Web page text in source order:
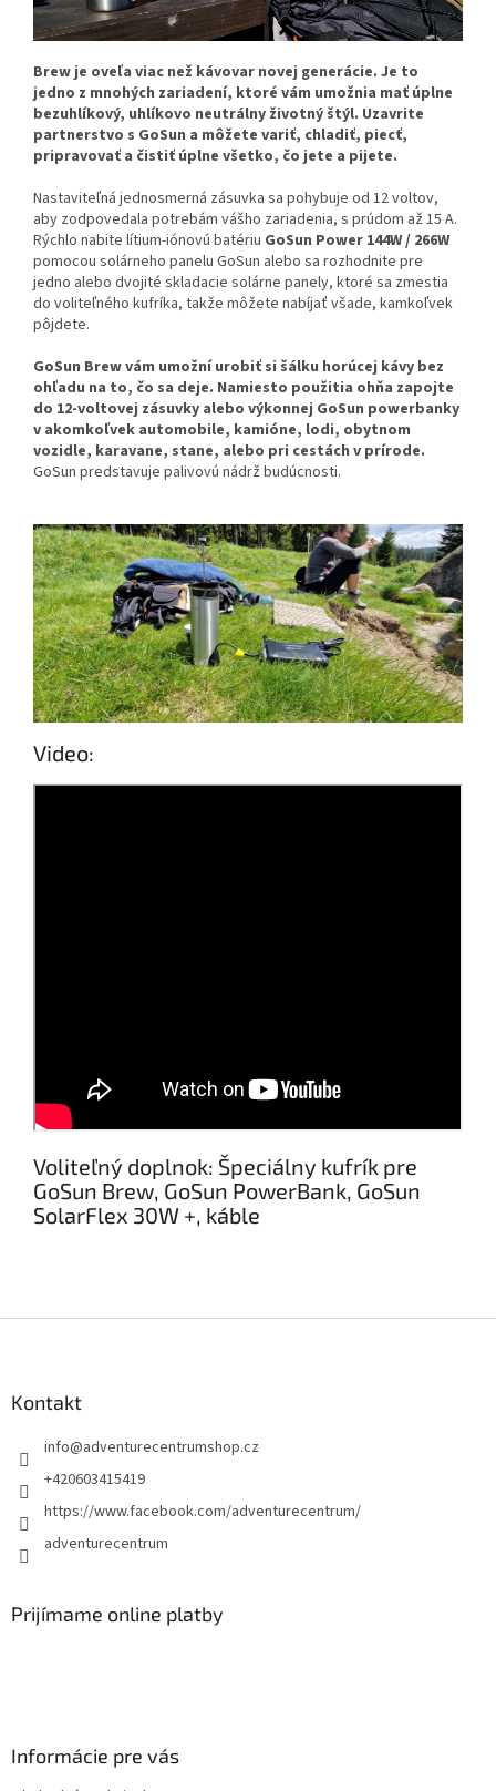
Brew je oveľa viac než kávovar novej generácie. Je to
jedno z mnohých zariadení, ktoré vám umožnia mať úplne
bezuhlíkový, uhlíkovo neutrálny životný štýl. Uzavrite
partnerstvo s GoSun a môžete variť, chladiť, piecť,
pripravovať a čistiť úplne všetko, čo jete a pijete.
Nastaviteľná jednosmerná zásuvka sa pohybuje od 12 voltov,
aby zodpovedala potrebám vášho zariadenia, s prúdom až 15 A.
Rýchlo nabite lítium-iónovú batériu GoSun Power 144W / 266W
pomocou solárneho panelu GoSun alebo sa rozhodnite pre
jedno alebo dvojité skladacie solárne panely, ktoré sa zmestia
do voliteľného kufríka, takže môžete nabíjať všade, kamkoľvek
pôjdete.
GoSun Brew vám umožní urobiť si šálku horúcej kávy bez
ohľadu na to, čo sa deje. Namiesto použitia ohňa zapojte
do 12-voltovej zásuvky alebo výkonnej GoSun powerbanky
v akomkoľvek automobile, kamióne, lodi, obytnom
vozidle, karavane, stane, alebo pri cestách v prírode.
GoSun predstavuje palivovú nádrž budúcnosti.
Video:
Voliteľný doplnok: Špeciálny kufrík pre
GoSun Brew, GoSun PowerBank, GoSun
SolarFlex 30W +, káble
Kontakt
info@adventurecentrumshop.cz
+420603415419
https://www.facebook.com/adventurecentrum/
adventurecentrum
Prijímame online platby
Informácie pre vás